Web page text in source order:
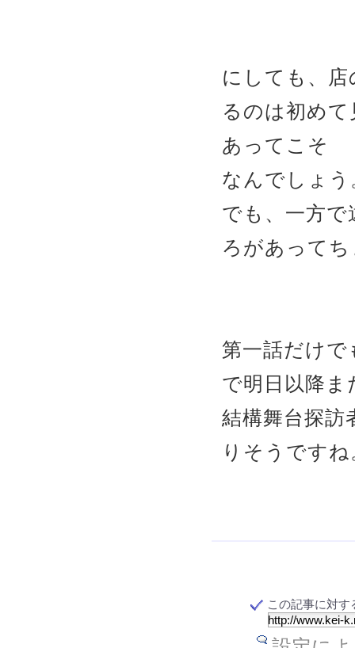
にしても、
るのは初め
あってこそ
なんでしょう
でも、一方
ろがあって
第一話だけ
で明日以降
結構舞台探
りそうですね
この記事に対